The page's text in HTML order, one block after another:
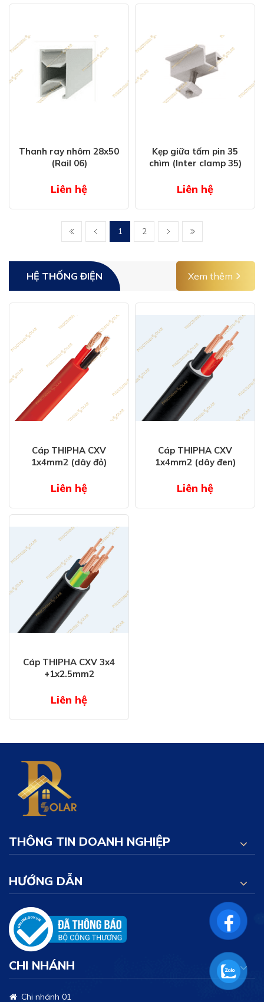
Thanh ray nhôm 28x50
(Rail 06)
Liên hệ
Kẹp giữa tấm pin 35
chìm (Inter clamp 35)
Liên hệ
1 2
HỆ THỐNG ĐIỆN Xem thêm
Cáp THIPHA CXV
1x4mm2 (dây đỏ)
Liên hệ
Cáp THIPHA CXV
1x4mm2 (dây đen)
Liên hệ
Cáp THIPHA CXV 3x4
+1x2.5mm2
Liên hệ
THÔNG TIN DOANH NGHIỆP
HƯỚNG DẪN
CHI NHÁNH
Chi nhánh 01